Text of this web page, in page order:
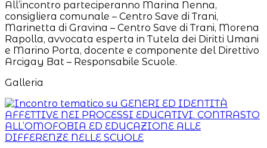
All’incontro parteciperanno Marina Nenna,
consigliera comunale – Centro Save di Trani,
Marinetta di Gravina – Centro Save di Trani, Morena
Rapolla, avvocata esperta in Tutela dei Diritti Umani
e Marino Porta, docente e componente del Direttivo
Arcigay Bat – Responsabile Scuole.
Galleria